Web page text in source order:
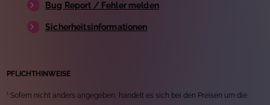
Bug Report / Fehler melden
Sicherheitsinformationen
PFLICHTHINWEISE
¹ Sofern nicht anders angegeben, handelt es sich bei den Preisen um die